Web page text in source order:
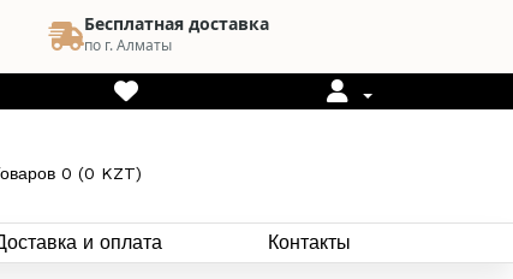
Бесплатная доставка
по г. Алматы
0 (0 KZT)
и оплата Контакты